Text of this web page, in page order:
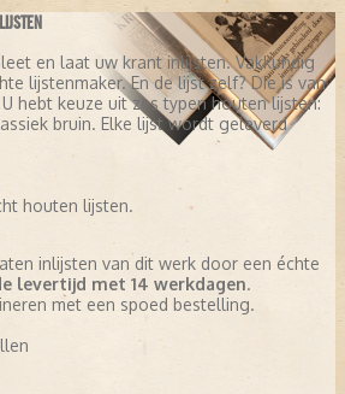
en laat uw krant inlijsten. Vakkundig
lijstenmaker. En de lijst zelf? Die is van
hebt keuze uit zes typen houten lijsten:
bruin. Elke lijst wordt geleverd
houten lijsten.
inlijsten van dit werk door een échte
levertijd met 14 werkdagen.
met een spoed bestelling.